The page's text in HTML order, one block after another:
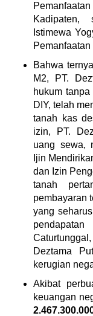
Kadipaten,
Istimewa
Bahwa
M2, PT.
hukum
DIY, telah
tanah kas
izin, PT.
uang sewa,
Ijin
dan Izin
tanah
pembayaran
yang
Deztama
kerugian
Akibat
keuangan